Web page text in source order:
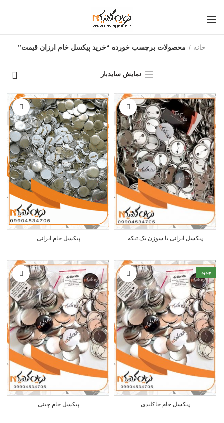
خانه محصولات برچسب خورده “خرید پیکسل خام ارزان قیمت”
نمایش سایدبار
پیکسل ایرانی با سوزن یک تیکه پیکسل خام ایرانی
جدید
پیکسل خام جاکلیدی پیکسل خام چینی